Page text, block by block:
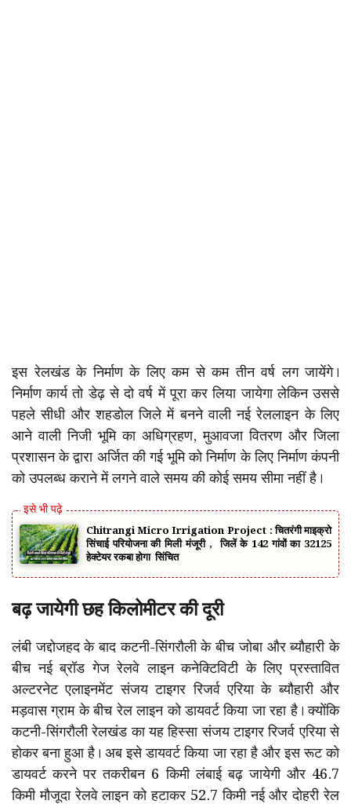
इस रेलखंड के निर्माण के लिए कम से कम तीन वर्ष लग जायेंगे।
निर्माण कार्य तो डेढ़ से दो वर्ष में पूरा कर लिया जायेगा लेकिन उससे
पहले सीधी और शहडोल जिले में बनने वाली नई रेललाइन के लिए
आने वाली निजी भूमि का अधिग्रहण, मुआवजा वितरण और जिला
प्रशासन के द्वारा अर्जित की गई भूमि को निर्माण के लिए निर्माण कंपनी
को उपलब्ध कराने में लगने वाले समय की कोई समय सीमा नहीं है।
Chitrangi Micro Irrigation Project : चितरंगी माइक्रो
सिंचाई परियोजना की मिली मंजूरी , जिलें के 142 गांवों का 32125
हेक्टेयर रकबा होगा सिंचित
बढ़ जायेगी छह किलोमीटर की दूरी
लंबी जद्दोजहद के बाद कटनी-सिंगरौली के बीच जोबा और ब्यौहारी के
बीच नई ब्रॉड गेज रेलवे लाइन कनेक्टिविटी के लिए प्रस्तावित
अल्टरनेट एलाइनमेंट संजय टाइगर रिजर्व एरिया के ब्यौहारी और
मड़वास ग्राम के बीच रेल लाइन को डायवर्ट किया जा रहा है। क्योंकि
कटनी-सिंगरौली रेलखंड का यह हिस्सा संजय टाइगर रिजर्व एरिया से
होकर बना हुआ है। अब इसे डायवर्ट किया जा रहा है और इस रूट को
डायवर्ट करने पर तकरीबन 6 किमी लंबाई बढ़ जायेगी और 46.7
किमी मौजूदा रेलवे लाइन को हटाकर 52.7 किमी नई और दोहरी रेल